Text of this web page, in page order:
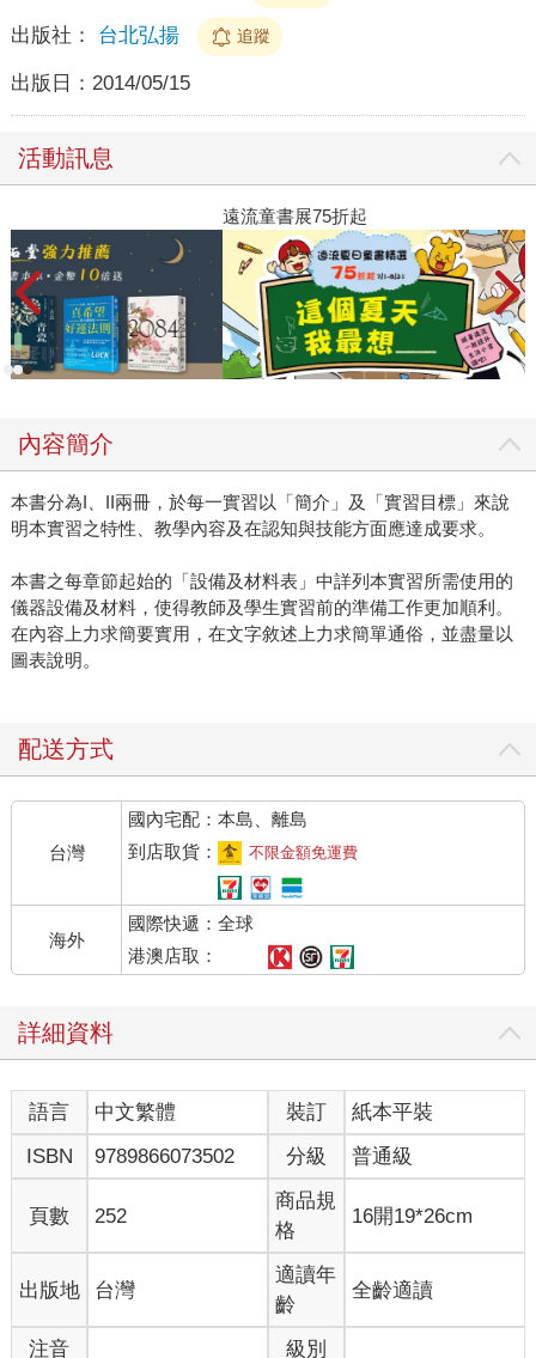
出版社： 台北弘揚 追蹤
出版日： 2014/05/15
活動訊息
內容簡介
本書分為I、II兩冊，於每一實習以「簡介」及「實習目標」來說
明本實習之特性、教學內容及在認知與技能方面應達成要求。
本書之每章節起始的「設備及材料表」中詳列本實習所需使用的
儀器設備及材料，使得教師及學生實習前的準備工作更加順利。
在內容上力求簡要實用，在文字敘述上力求簡單通俗，並盡量以
圖表說明。
配送方式
台灣
國內宅配：本島、離島
到店取貨：
不限金額免運費
海外
國際快遞：全球
港澳店取：
詳細資料
語言 中文繁體 裝訂
紙本平裝
ISBN
9789866073502 分級 普通級
頁數 252
商品規
格
16開19*26cm
出版地 台灣
適讀年
齡
全齡適讀
注音 級別